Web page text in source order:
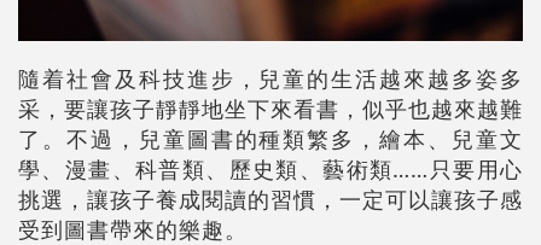
隨着社會及科技進步，兒童的生活越來越多姿多
采，要讓孩子靜靜地坐下來看書，似乎也越來越難
了。不過，兒童圖書的種類繁多，繪本、兒童文
學、漫畫、科普類、歷史類、藝術類……只要用心
挑選，讓孩子養成閱讀的習慣，一定可以讓孩子感
受到圖書帶來的樂趣。